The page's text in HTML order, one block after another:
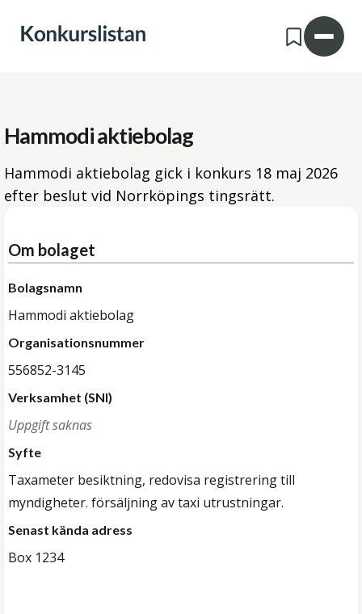
Hammodi aktiebolag
Hammodi aktiebolag gick i konkurs 18 maj 2026
efter beslut vid Norrköpings tingsrätt.
Om bolaget
Bolagsnamn
Hammodi aktiebolag
Organisationsnummer
556852-3145
Verksamhet (SNI)
Uppgift saknas
Syfte
Taxameter besiktning, redovisa registrering till
myndigheter. försäljning av taxi utrustningar.
Senast kända adress
Box 1234